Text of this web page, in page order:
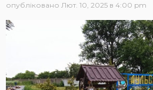
опубліковано Лют. 10, 2025 в 4:00 pm